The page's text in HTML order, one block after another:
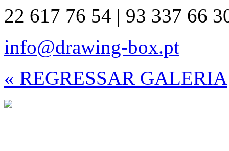
22 617 76 54 | 93 337 66
info@drawing-box.pt
« REGRESSAR GALERIA